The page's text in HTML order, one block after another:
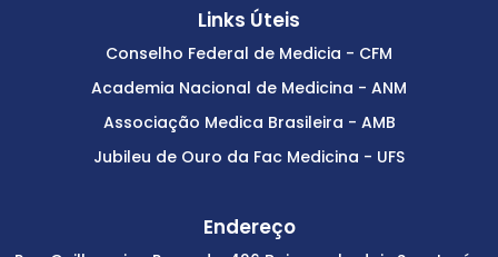
Links Úteis
Conselho Federal de Medicia - CFM
Academia Nacional de Medicina - ANM
Associação Medica Brasileira - AMB
Jubileu de Ouro da Fac Medicina - UFS
Endereço